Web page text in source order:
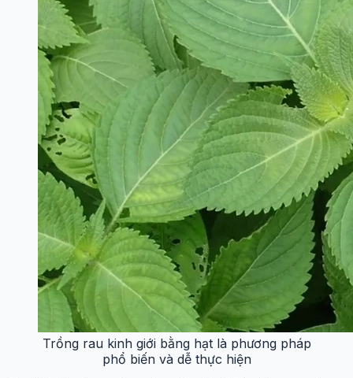
Trồng rau kinh giới bằng hạt là phương pháp
phổ biến và dễ thực hiện